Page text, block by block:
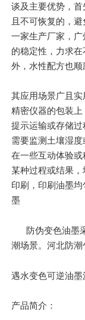
谈及主要优势，
且不可恢复的，
一家生产厂家，
的稳定性，力求
外，水性配方也顺
其应用场景广且
精密仪器的包装
提示运输或存储
需要监测土壤湿
在一些互动体验
某种过程或结果
印刷，印刷油墨
墨
防伪变色油墨
潮场景。河北防
遇水变色可逆油
产品简介：